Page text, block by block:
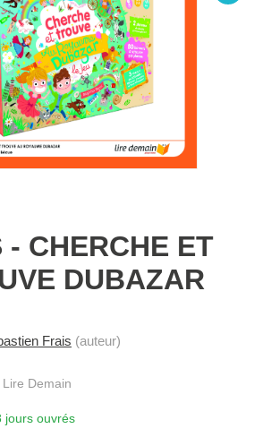
- CHERCHE ET
DUBAZAR
Frais (auteur)
jours ouvrés